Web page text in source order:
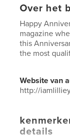
Over het
Happy
magazine
this
the most
Website van
http://
details